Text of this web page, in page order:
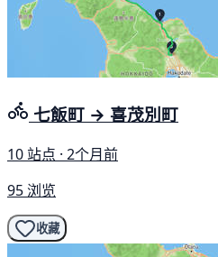
七飯町 → 喜茂別町
10 站点 · 2个月前
95 浏览
收藏